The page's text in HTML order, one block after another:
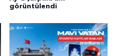
görüntülendi